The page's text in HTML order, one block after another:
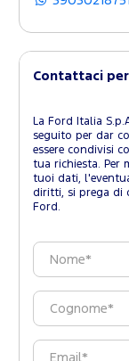
Contattaci
La Ford Italia
seguito per dar
essere condivisi
tua richiesta. Per
tuoi dati,
diritti, si prega di
Ford.